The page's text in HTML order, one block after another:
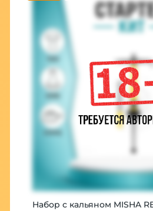
Набор с кальяном MISHA